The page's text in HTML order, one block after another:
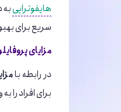
هایفوتراپی
سریع برای
مزایای
در رابطه با
برای افراد را